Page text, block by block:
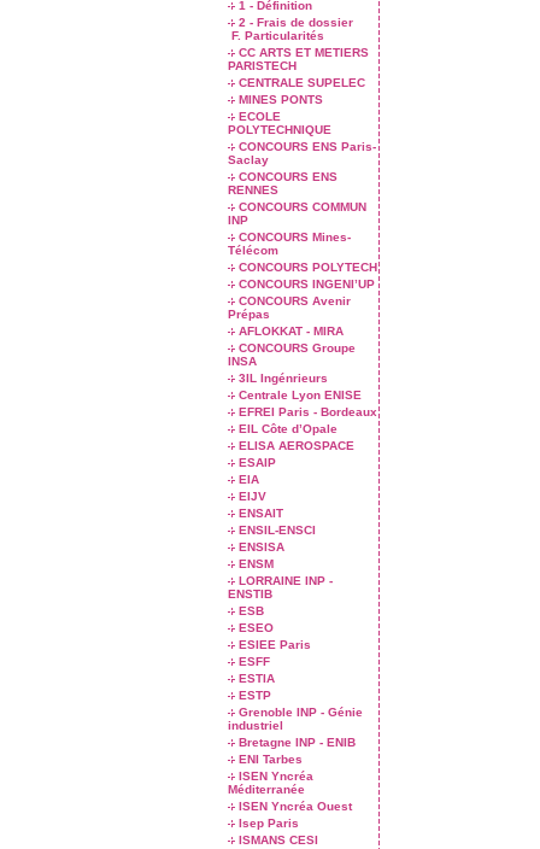
1 - Définition
2 - Frais de dossier
F. Particularités
CC ARTS ET METIERS
PARISTECH
CENTRALE SUPELEC
MINES PONTS
ECOLE
POLYTECHNIQUE
CONCOURS ENS Paris-
Saclay
CONCOURS ENS
RENNES
CONCOURS COMMUN
INP
CONCOURS Mines-
Télécom
CONCOURS POLYTECH
CONCOURS INGENI’UP
CONCOURS Avenir
Prépas
AFLOKKAT - MIRA
CONCOURS Groupe
INSA
3IL Ingénrieurs
Centrale Lyon ENISE
EFREI Paris - Bordeaux
EIL Côte d’Opale
ELISA AEROSPACE
ESAIP
EIA
EIJV
ENSAIT
ENSIL-ENSCI
ENSISA
ENSM
LORRAINE INP -
ENSTIB
ESB
ESEO
ESIEE Paris
ESFF
ESTIA
ESTP
Grenoble INP - Génie
industriel
Bretagne INP - ENIB
ENI Tarbes
ISEN Yncréa
Méditerranée
ISEN Yncréa Ouest
Isep Paris
ISMANS CESI